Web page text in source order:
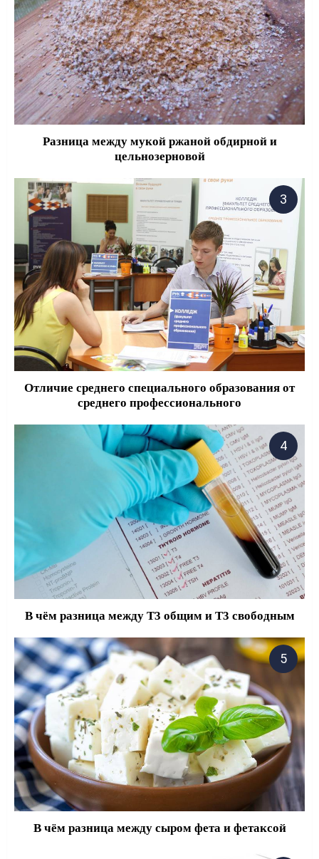
Разница между мукой ржаной обдирной и
цельнозерновой
Отличие среднего специального образования от
среднего профессионального
В чём разница между Т3 общим и Т3 свободным
В чём разница между сыром фета и фетаксой